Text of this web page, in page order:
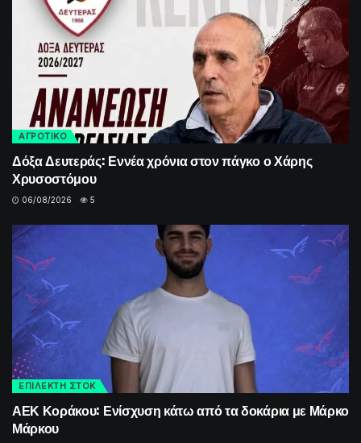
ΑΓΡΟΤΙΚΟ
Δόξα Δευτεράς: Εννέα χρόνια στον πάγκο ο Χάρης
Χρυσοστόμου
06/08/2026 5
ΕΠΙΛΕΚΤΗ ΣΤΟΚ
ΑΕΚ Κοράκου: Ενίσχυση κάτω από τα δοκάρια με Μάρκο
Μάρκου